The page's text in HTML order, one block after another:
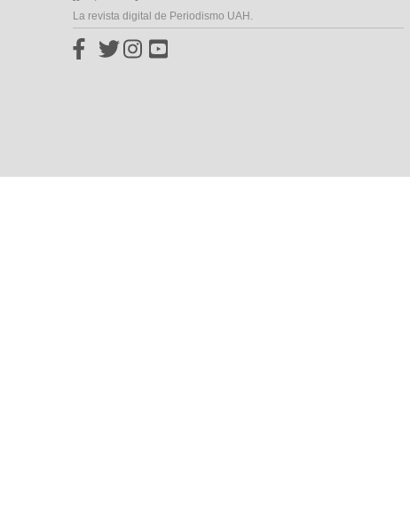
La revista digital de Periodismo UAH.